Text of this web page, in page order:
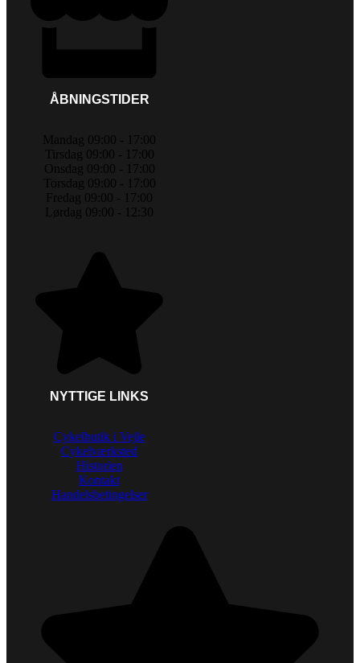
ÅBNINGSTIDER
Mandag 09:00 - 17:00
Tirsdag 09:00 - 17:00
Onsdag 09:00 - 17:00
Torsdag 09:00 - 17:00
Fredag 09:00 - 17:00
Lørdag 09:00 - 12:30
NYTTIGE LINKS
Cykelbutik i Vejle
Cykelværksted
Historien
Kontakt
Handelsbetingelser